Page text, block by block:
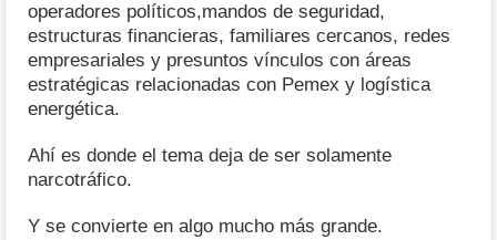
operadores políticos,mandos de seguridad,
estructuras financieras, familiares cercanos, redes
empresariales y presuntos vínculos con áreas
estratégicas relacionadas con Pemex y logística
energética.
Ahí es donde el tema deja de ser solamente
narcotráfico.
Y se convierte en algo mucho más grande.